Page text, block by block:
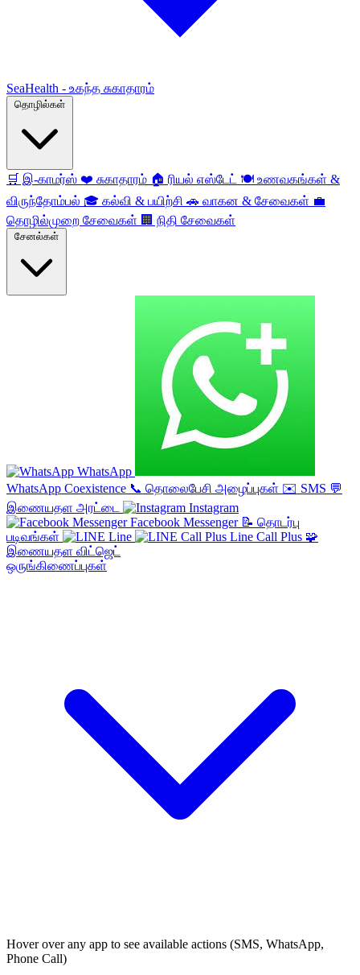
SeaHealth - உகந்த சுகாதாரம்
🛒 இ-காமர்ஸ் ❤️ சுகாதாரம் 🏠 ரியல் எஸ்டேட் 🍽️ உணவகங்கள் &
விருந்தோம்பல் 🎓 கல்வி & பயிற்சி 🚗 வாகன & சேவைகள் 💼
தொழில்முறை சேவைகள் 🏢 நிதி சேவைகள்
WhatsApp
WhatsApp Coexistence 📞 தொலைபேசி அழைப்புகள் ✉️ SMS 💬
இணையதள அரட்டை
Instagram
Facebook Messenger 📝 தொடர்பு
படிவங்கள்
Line Line Call Plus 🧩
இணையதள விட்ஜெட்
ஒருங்கிணைப்புகள்
Hover over any app to see available actions (SMS, WhatsApp,
Phone Call)